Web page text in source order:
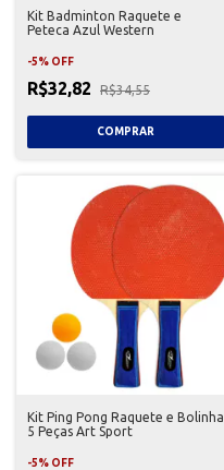
Kit Badminton Raquete e
Peteca Azul Western
-5% OFF
R$32,82 R$34,55
Kit Ping Pong Raquete e Bolinha
5 Peças Art Sport
-5% OFF